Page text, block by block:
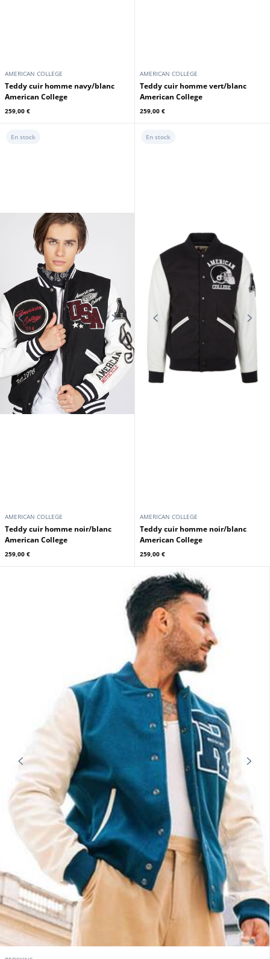
AMERICAN COLLEGE
Teddy cuir homme navy/blanc
American College
259,00 €
AMERICAN COLLEGE
Teddy cuir homme vert/blanc
American College
259,00 €
AMERICAN COLLEGE
Teddy cuir homme noir/blanc
American College
259,00 €
En stock
AMERICAN COLLEGE
Teddy cuir homme noir/blanc
American College
259,00 €
En stock